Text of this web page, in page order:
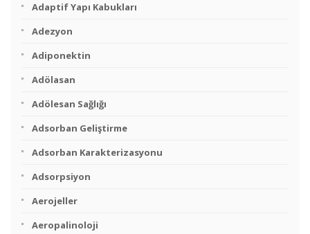
Adaptif Yapı Kabukları
Adezyon
Adiponektin
Adölasan
Adölesan Sağlığı
Adsorban Geliştirme
Adsorban Karakterizasyonu
Adsorpsiyon
Aerojeller
Aeropalinoloji